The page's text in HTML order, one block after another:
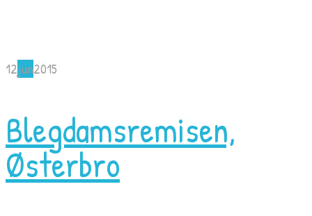
12jun2015
Blegdamsremisen,
Østerbro